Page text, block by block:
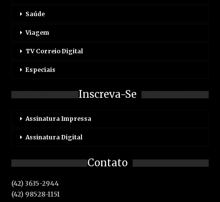
Saúde
Viagem
TV Correio Digital
Especiais
Inscreva-Se
Assinatura Impressa
Assinatura Digital
Contato
(42) 3635-2944
(42) 98528-1151